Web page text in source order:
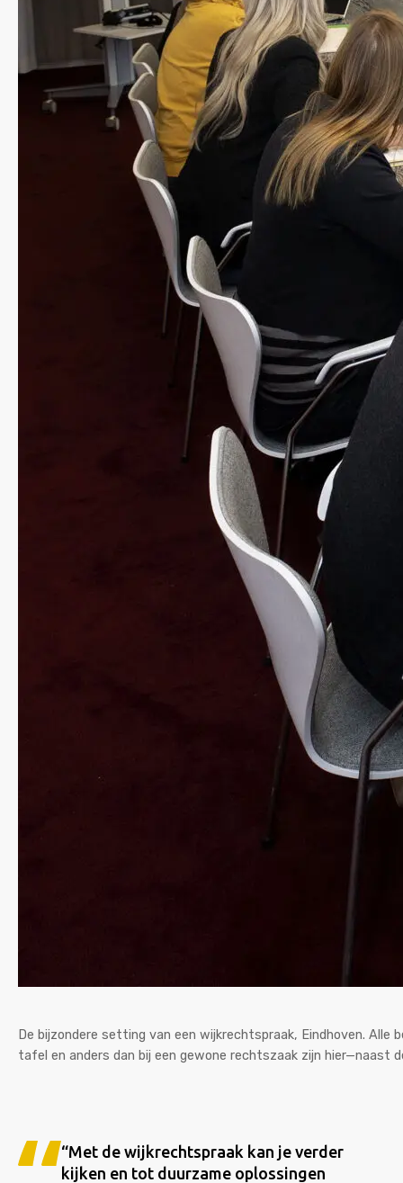
De bijzondere setting van een wijkrechtspraak, Eindhoven.
tafel en anders dan bij een gewone rechtszaak zijn hier—naast
“Met de wijkrechtspraak kan je verder
kijken en tot duurzame oplossingen